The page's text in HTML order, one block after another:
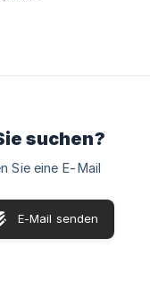
suchen?
Sie eine E-Mail
E-Mail senden